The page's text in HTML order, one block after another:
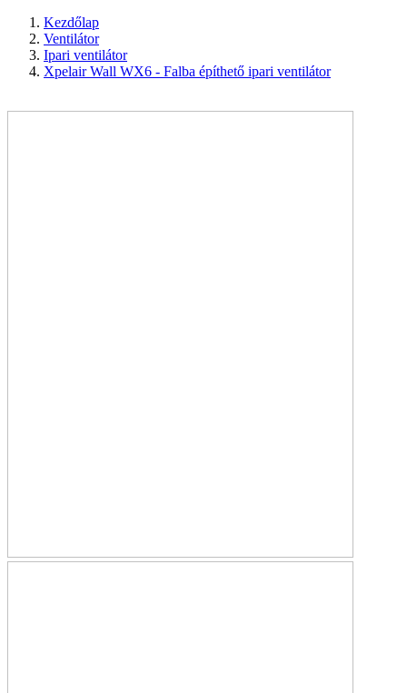
Kezdőlap
Ventilátor
Ipari ventilátor
Xpelair Wall WX6 - Falba építhető ipari ventilátor